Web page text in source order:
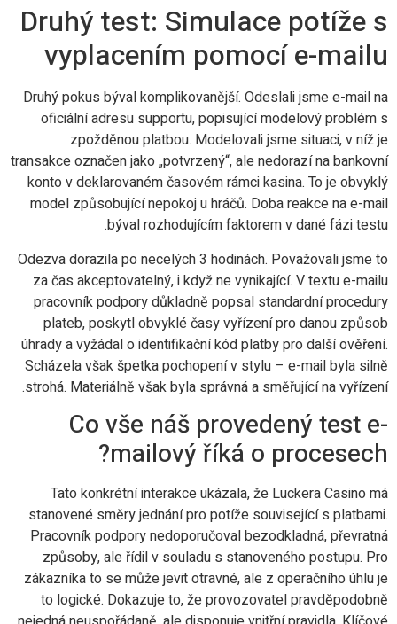
Druhý test: Simulace potíže s
vyplacením pomocí e-mailu
Druhý pokus býval komplikovanější. Odeslali jsme e-mail na
oficiální adresu supportu, popisující modelový problém s
zpožděnou platbou. Modelovali jsme situaci, v níž je
transakce označen jako „potvrzený“, ale nedorazí na bankovní
konto v deklarovaném časovém rámci kasina. To je obvyklý
model způsobující nepokoj u hráčů. Doba reakce na e-mail
býval rozhodujícím faktorem v dané fázi testu.
Odezva dorazila po necelých 3 hodinách. Považovali jsme to
za čas akceptovatelný, i když ne vynikající. V textu e-mailu
pracovník podpory důkladně popsal standardní procedury
plateb, poskytl obvyklé časy vyřízení pro danou způsob
úhrady a vyžádal o identifikační kód platby pro další ověření.
Scházela však špetka pochopení v stylu – e-mail byla silně
strohá. Materiálně však byla správná a směřující na vyřízení.
Co vše náš provedený test e-
mailový říká o procesech?
Tato konkrétní interakce ukázala, že Luckera Casino má
stanovené směry jednání pro potíže související s platbami.
Pracovník podpory nedoporučoval bezodkladná, převratná
způsoby, ale řídil v souladu s stanoveného postupu. Pro
zákazníka to se může jevit otravné, ale z operačního úhlu je
to logické. Dokazuje to, že provozovatel pravděpodobně